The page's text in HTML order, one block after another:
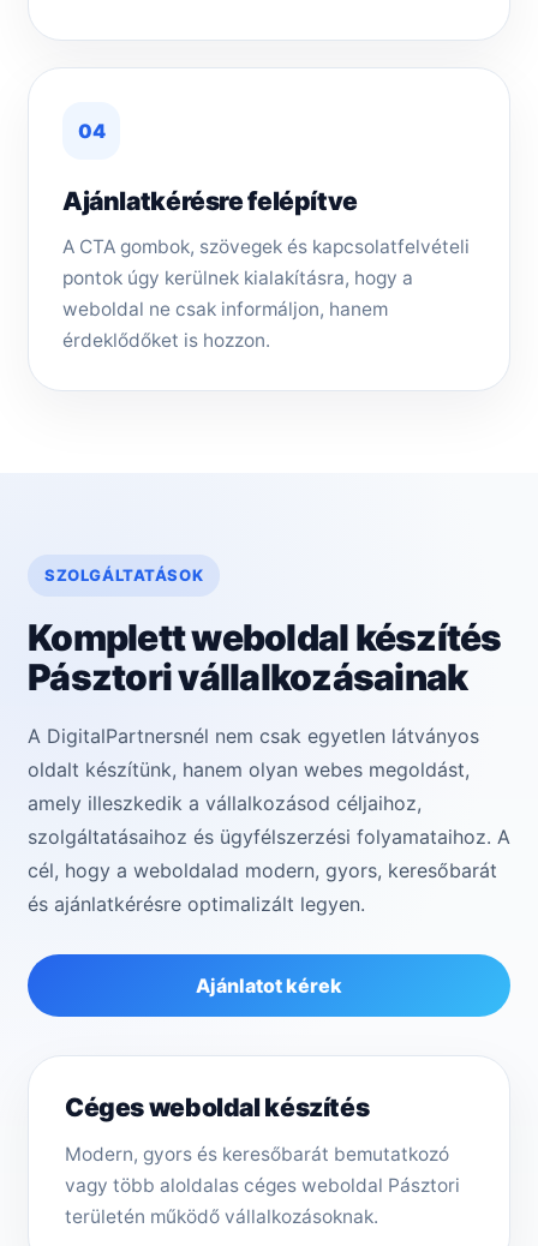
04
Ajánlatkérésre felépítve
A CTA gombok, szövegek és kapcsolatfelvételi
pontok úgy kerülnek kialakításra, hogy a
weboldal ne csak informáljon, hanem
érdeklődőket is hozzon.
SZOLGÁLTATÁSOK
Komplett weboldal készítés
Pásztori vállalkozásainak
A DigitalPartnersnél nem csak egyetlen látványos
oldalt készítünk, hanem olyan webes megoldást,
amely illeszkedik a vállalkozásod céljaihoz,
szolgáltatásaihoz és ügyfélszerzési folyamataihoz. A
cél, hogy a weboldalad modern, gyors, keresőbarát
és ajánlatkérésre optimalizált legyen.
Ajánlatot kérek
Céges weboldal készítés
Modern, gyors és keresőbarát bemutatkozó
vagy több aloldalas céges weboldal Pásztori
területén működő vállalkozásoknak.